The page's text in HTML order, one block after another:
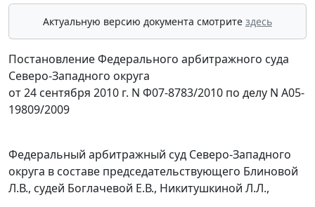
Актуальную версию документа смотрите здесь
Постановление Федерального арбитражного суда
Северо-Западного округа
от 24 сентября 2010 г. N Ф07-8783/2010 по делу N А05-
19809/2009
Федеральный арбитражный суд Северо-Западного
округа в составе председательствующего Блиновой
Л.В., судей Боглачевой Е.В., Никитушкиной Л.Л.,